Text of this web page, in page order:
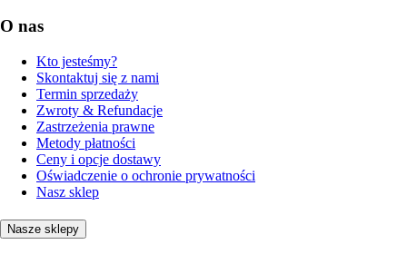
O nas
Kto jesteśmy?
Skontaktuj się z nami
Termin sprzedaży
Zwroty & Refundacje
Zastrzeżenia prawne
Metody płatności
Ceny i opcje dostawy
Oświadczenie o ochronie prywatności
Nasz sklep
Nasze sklepy